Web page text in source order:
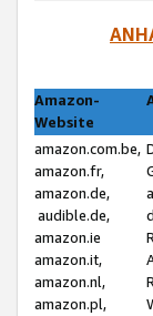
Amazon-
Website
amazon.com.be,
amazon.fr,
amazon.de,
audible.de,
amazon.ie
amazon.it,
amazon.nl,
amazon.pl,